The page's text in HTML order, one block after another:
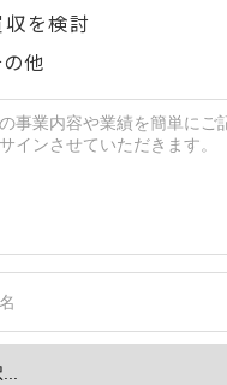
収を検討
の他
ス内容をわ